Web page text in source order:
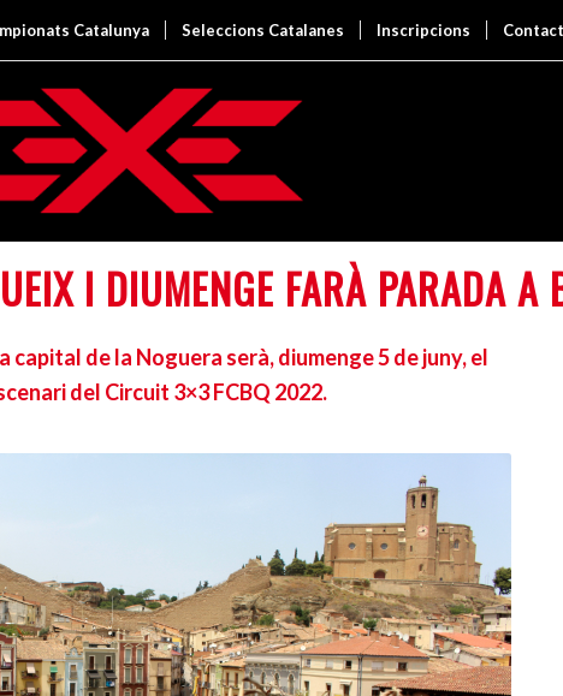
Catalunya Seleccions Catalanes Inscripcions
I DIUMENGE FARÀ PARADA A
capital de la Noguera serà, diumenge 5 de juny, el
del Circuit 3×3 FCBQ 2022.